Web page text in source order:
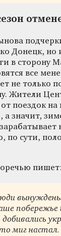
Донецк, но
в сторону
все
не только
Жители
поездок
а значит,
по сути,
пишет:
миг настал.